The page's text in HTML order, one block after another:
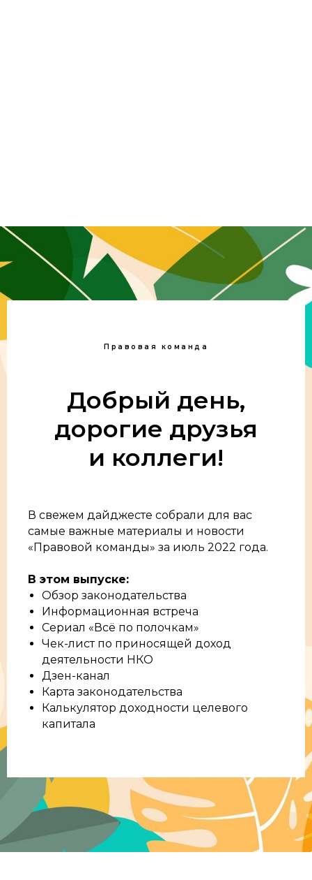
Правовая команда
Добрый день,
дорогие друзья
и коллеги!
В свежем дайджесте собрали для вас
самые важные материалы и новости
«Правовой команды» за июль 2022 года.
В этом выпуске:
Обзор законодательства
Информационная встреча
Сериал «Всё по полочкам»
Чек-лист по приносящей доход
деятельности НКО
Дзен-канал
Карта законодательства
Калькулятор доходности целевого
капитала